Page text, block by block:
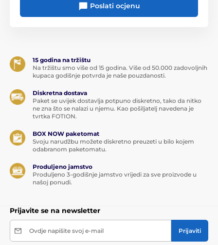
Na engleskom jeziku.
Erotske igre Ideje za poklone
Poslati ocjenu
15 godina na tržištu
Na tržištu smo više od 15 godina. Više od 50.000 zadovoljnih
kupaca godišnje potvrda je naše pouzdanosti.
Diskretna dostava
Paket se uvijek dostavlja potpuno diskretno, tako da nitko
ne zna što se nalazi u njemu. Kao pošiljatelj navedena je
tvrtka FOTION.
BOX NOW paketomat
Svoju narudžbu možete diskretno preuzeti u bilo kojem
odabranom paketomatu.
Produljeno jamstvo
Produljeno 3-godišnje jamstvo vrijedi za sve proizvode u
našoj ponudi.
Prijavite se na newsletter
Ovdje napišite svoj e-mail Prijaviti